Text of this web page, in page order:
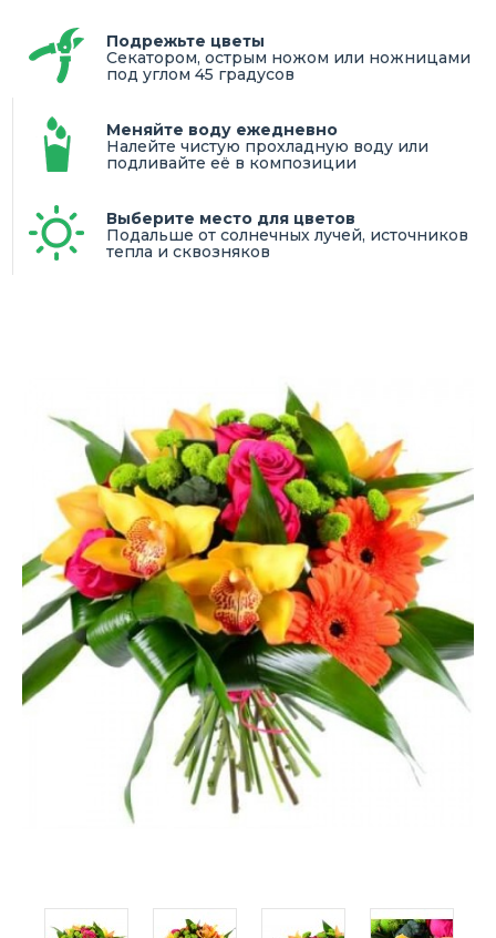
Подрежьте цветы
Секатором, острым ножом или ножницами
под углом 45 градусов
Меняйте воду ежедневно
Налейте чистую прохладную воду или
подливайте её в композиции
Выберите место для цветов
Подальше от солнечных лучей, источников
тепла и сквозняков